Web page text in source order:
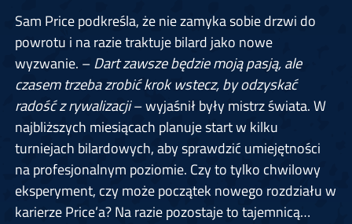
Sam Price podkreśla, że nie zamyka sobie drzwi do
powrotu i na razie traktuje bilard jako nowe
wyzwanie. –Dart zawsze będzie moją pasją, ale
czasem trzeba zrobić krok wstecz, by odzyskać
radość z rywalizacji– wyjaśnił były mistrz świata. W
najbliższych miesiącach planuje start w kilku
turniejach bilardowych, aby sprawdzić umiejętności
na profesjonalnym poziomie. Czy to tylko chwilowy
eksperyment, czy może początek nowego rozdziału w
karierze Price’a? Na razie pozostaje to tajemnicą…